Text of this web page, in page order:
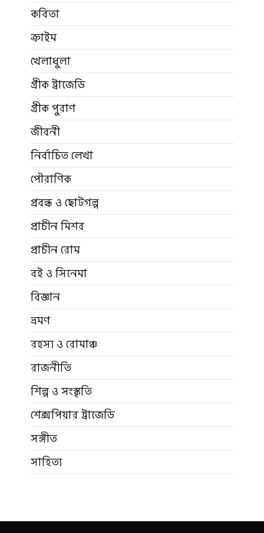
কবিতা
ক্রাইম
খেলাধুলা
গ্রীক ট্রাজেডি
গ্রীক পুরাণ
জীবনী
নির্বাচিত লেখা
পৌরাণিক
প্রবন্ধ ও ছোটগল্প
প্রাচীন মিশর
প্রাচীন রোম
বই ও সিনেমা
বিজ্ঞান
ভ্রমণ
রহস্য ও রোমাঞ্চ
রাজনীতি
শিল্প ও সংস্কৃতি
শেক্সপিয়ার ট্রাজেডি
সঙ্গীত
সাহিত্য